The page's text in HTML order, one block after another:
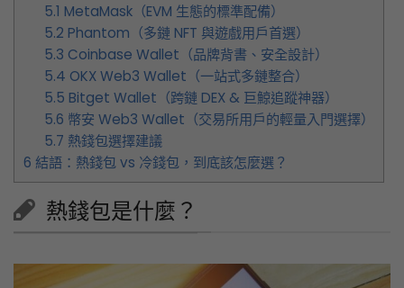
5.1 MetaMask（EVM 生態的標準配備）
5.2 Phantom（多鏈 NFT 與遊戲用戶首選）
5.3 Coinbase Wallet（品牌背書、安全設計）
5.4 OKX Web3 Wallet（一站式多鏈整合）
5.5 Bitget Wallet（跨鏈 DEX & 巨鯨追蹤神器）
5.6 幣安 Web3 Wallet（交易所用戶的輕量入門選擇）
5.7 熱錢包選擇建議
6 結語：熱錢包 vs 冷錢包，到底該怎麼選？
熱錢包是什麼？